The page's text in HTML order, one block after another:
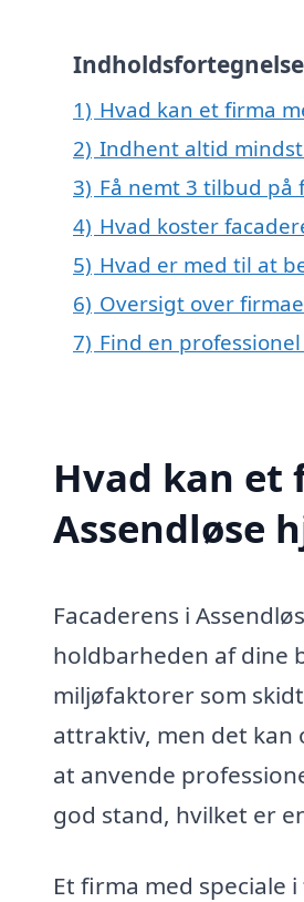
Indholdsfortegnelse
1) Hvad kan et firma
2) Indhent altid
3) Få nemt 3 tilbud på
4) Hvad koster
5) Hvad er med til at
6) Oversigt over
7) Find en
Hvad kan et
Assendløse
Facaderens i
holdbarheden af dine
miljøfaktorer som
attraktiv, men det kan
at anvende
god stand, hvilket er
Et firma med speciale